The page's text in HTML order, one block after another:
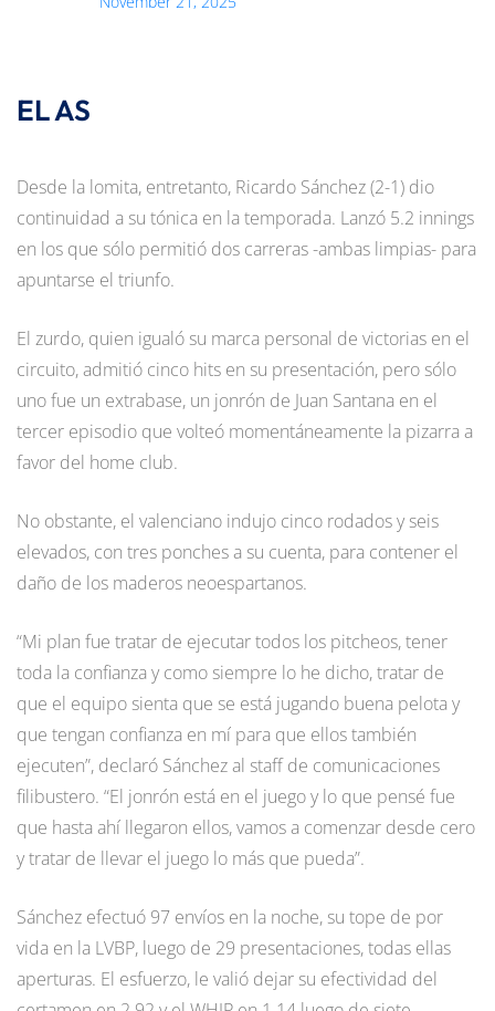
EL AS
Desde la lomita, entretanto, Ricardo Sánchez (2-1) dio
continuidad a su tónica en la temporada. Lanzó 5.2 innings
en los que sólo permitió dos carreras -ambas limpias- para
apuntarse el triunfo.
El zurdo, quien igualó su marca personal de victorias en el
circuito, admitió cinco hits en su presentación, pero sólo
uno fue un extrabase, un jonrón de Juan Santana en el
tercer episodio que volteó momentáneamente la pizarra a
favor del home club.
No obstante, el valenciano indujo cinco rodados y seis
elevados, con tres ponches a su cuenta, para contener el
daño de los maderos neoespartanos.
“Mi plan fue tratar de ejecutar todos los pitcheos, tener
toda la confianza y como siempre lo he dicho, tratar de
que el equipo sienta que se está jugando buena pelota y
que tengan confianza en mí para que ellos también
ejecuten”, declaró Sánchez al staff de comunicaciones
filibustero. “El jonrón está en el juego y lo que pensé fue
que hasta ahí llegaron ellos, vamos a comenzar desde cero
y tratar de llevar el juego lo más que pueda”.
Sánchez efectuó 97 envíos en la noche, su tope de por
vida en la LVBP, luego de 29 presentaciones, todas ellas
aperturas. El esfuerzo, le valió dejar su efectividad del